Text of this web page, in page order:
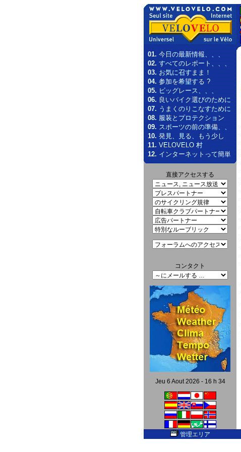
01.今日の最新情報、、、
02.すべてのレポート、、、
03.お気に召すまま！
04.参加を希望する ?
05.ビッグレース、、、
06.良いバイク選びのために
07.うまくのりこなすために
08.服装とプロテクション
09.スポーツの前の準備、、
10.発見、見る、もう少し
11.VELOVELO 村
12.インターネットって簡単
直接アクセスする
コンタクト
Jeu 6 Aout 2026 - 16 h 34
管理エリア